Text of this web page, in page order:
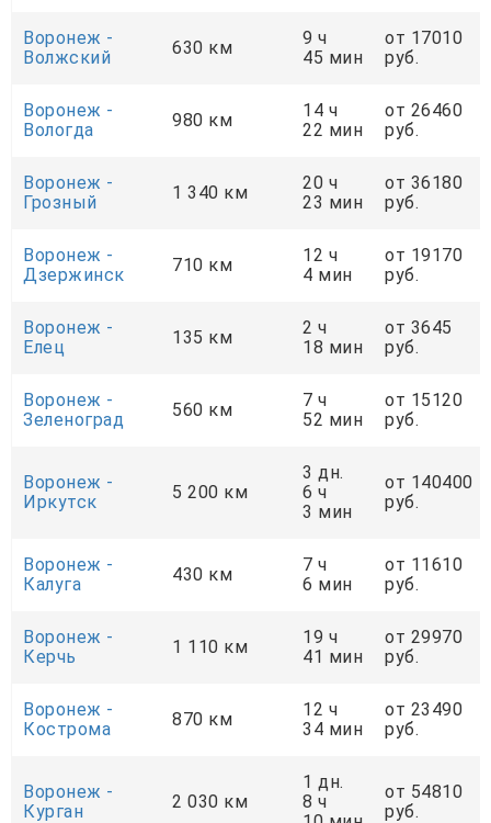
Воронеж -
Волжский
630 км
9 ч
45 мин
от 17010
руб.
Воронеж -
Вологда
980 км
14 ч
22 мин
от 26460
руб.
Воронеж -
Грозный
1 340 км
20 ч
23 мин
от 36180
руб.
Воронеж -
Дзержинск
710 км
12 ч
4 мин
от 19170
руб.
Воронеж -
Елец
135 км
2 ч
18 мин
от 3645
руб.
Воронеж -
Зеленоград
560 км
7 ч
52 мин
от 15120
руб.
Воронеж -
Иркутск
5 200 км
3 дн.
6 ч
3 мин
от 140400
руб.
Воронеж -
Калуга
430 км
7 ч
6 мин
от 11610
руб.
Воронеж -
Керчь
1 110 км
19 ч
41 мин
от 29970
руб.
Воронеж -
Кострома
870 км
12 ч
34 мин
от 23490
руб.
Воронеж -
Курган
2 030 км
1 дн.
8 ч
от 54810
руб.